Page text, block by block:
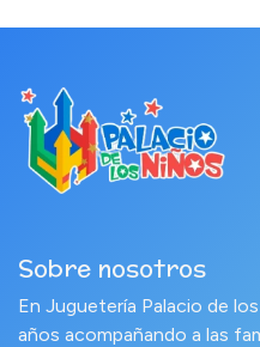
Sobre nosotros
En Juguetería Palacio de
años acompañando a las